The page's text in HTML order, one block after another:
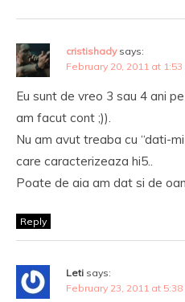
cristishady says:
February 20, 2011 at 1:53
Eu sunt de vreo 3 sau 4 ani
am facut cont ;)).
Nu am avut treaba cu “dati-
care caracterizeaza hi5..
Poate de aia am dat si de
Reply
Leti says:
February 23, 2011 at 5:38